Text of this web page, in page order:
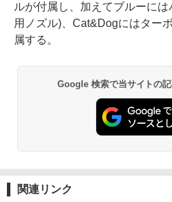
ルが付属し、加えてブルーに
用ノズル)、Cat&Dogにはター
属する。
Google 検索で当サイトの
関連リンク